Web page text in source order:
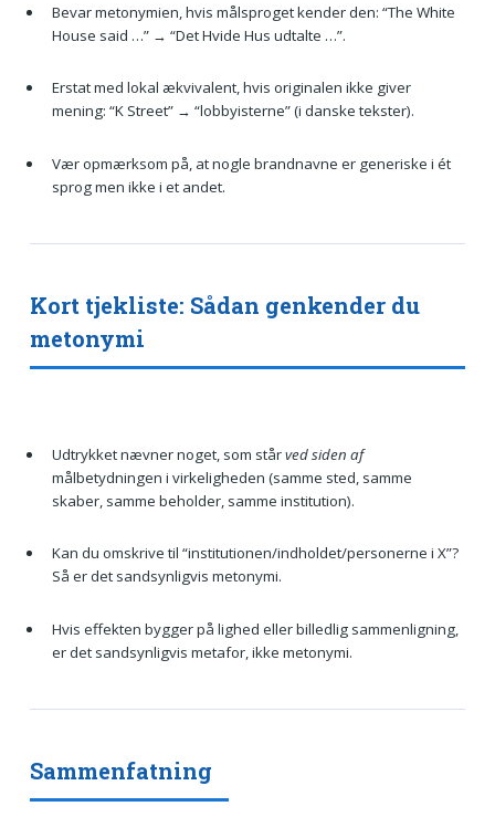
Bevar metonymien, hvis målsproget kender den: “The White
House said …” → “Det Hvide Hus udtalte …”.
Erstat med lokal ækvivalent, hvis originalen ikke giver
mening: “K Street” → “lobbyisterne” (i danske tekster).
Vær opmærksom på, at nogle brandnavne er generiske i ét
sprog men ikke i et andet.
Kort tjekliste: Sådan genkender du
metonymi
Udtrykket nævner noget, som stårved siden af
målbetydningen i virkeligheden (samme sted, samme
skaber, samme beholder, samme institution).
Kan du omskrive til “institutionen/indholdet/personerne i X”?
Så er det sandsynligvis metonymi.
Hvis effekten bygger på lighed eller billedlig sammenligning,
er det sandsynligvis metafor, ikke metonymi.
Sammenfatning